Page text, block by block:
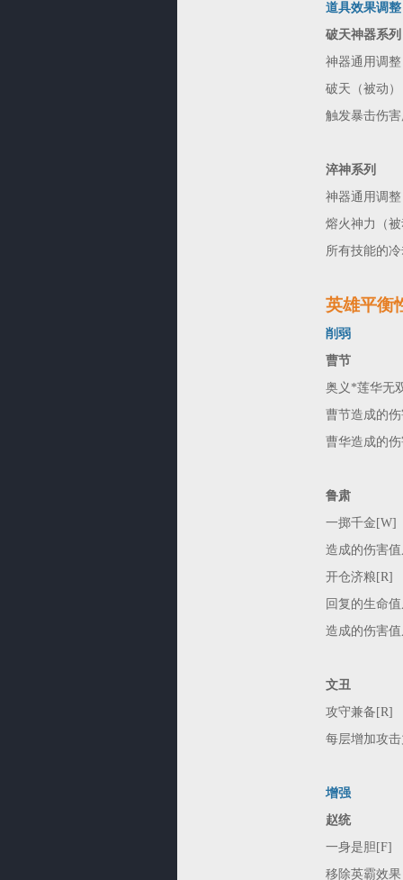
道具效果调整
破天神器系列
神器通用调整
破天（被动）
触发暴击伤
淬神系列
神器通用调整
熔火神力（
所有技能的
英雄平衡
削弱
曹节
奥义*莲华无
曹节造成的伤
曹华造成的伤
鲁肃
一掷千金[W]
造成的伤害值
开仓济粮[R]
回复的生命值
造成的伤害值
文丑
攻守兼备[R]
每层增加攻击
增强
赵统
一身是胆[F]
移除英霸效